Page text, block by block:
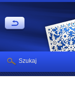
Szukaj